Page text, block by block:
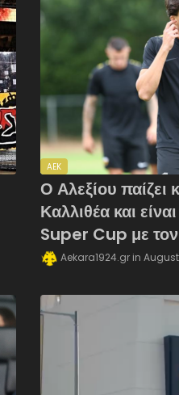
AEK
Ο Αλεξίου παίζει
Καλλιθέα και
Super Cup με
Aekara1924.gr